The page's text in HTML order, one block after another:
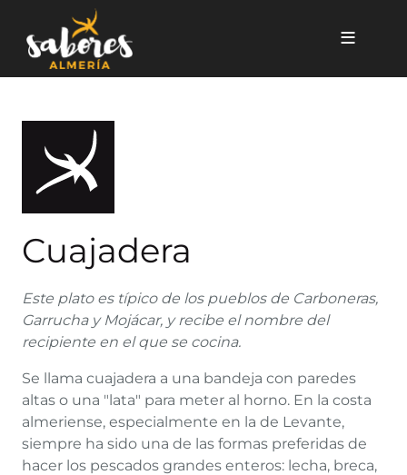
Cuajadera
Cuajadera
Este plato es típico de los pueblos de Carboneras,
Garrucha y Mojácar, y recibe el nombre del
recipiente en el que se cocina.
Se llama cuajadera a una bandeja con paredes
altas o una "lata" para meter al horno. En la costa
almeriense, especialmente en la de Levante,
siempre ha sido una de las formas preferidas de
hacer los pescados grandes enteros: lecha, breca,